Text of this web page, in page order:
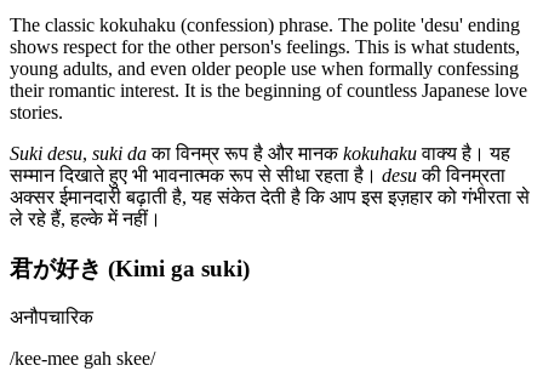
The classic kokuhaku (confession) phrase. The polite 'desu' ending
shows respect for the other person's feelings. This is what students,
young adults, and even older people use when formally confessing
their romantic interest. It is the beginning of countless Japanese love
stories.
Suki desu, suki daका विनम्र रूप है और मानकkokuhakuवाक्य है। यह
सम्मान दिखाते हुए भी भावनात्मक रूप से सीधा रहता है। desuकी विनम्रता
अक्सर ईमानदारी बढ़ाती है, यह संकेत देती है कि आप इस इज़हार को गंभीरता से
ले रहे हैं, हल्के में नहीं।
君が好き (Kimi ga suki)
अनौपचारिक
/kee-mee gah skee/